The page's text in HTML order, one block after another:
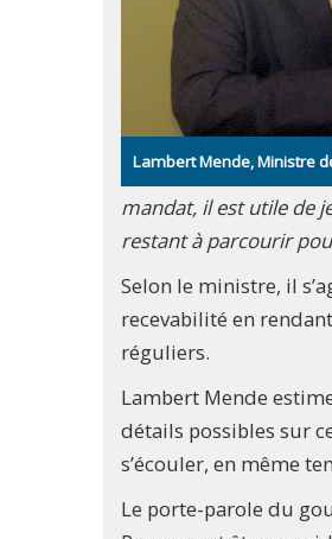
Lambert Mende, Ministre
mandat, il est utile de
restant à parcourir
Selon le ministre, il
recevabilité en
réguliers.
Lambert Mende
détails possibles sur
s’écouler, en même
Le porte-parole du